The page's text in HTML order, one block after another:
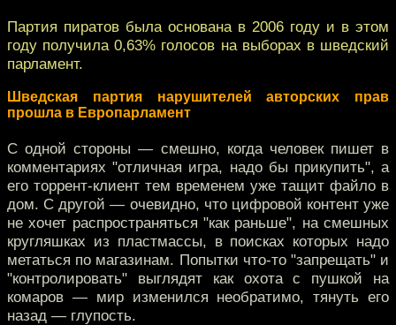
Партия пиратов была основана в 2006 году и в этом
году получила 0,63% голосов на выборах в шведский
парламент.
Шведская партия нарушителей авторских прав
прошла в Европарламент
С одной стороны — смешно, когда человек пишет в
комментариях "отличная игра, надо бы прикупить", а
его торрент-клиент тем временем уже тащит файло в
дом. С другой — очевидно, что цифровой контент уже
не хочет распространяться "как раньше", на смешных
кругляшках из пластмассы, в поисках которых надо
метаться по магазинам. Попытки что-то "запрещать" и
"контролировать" выглядят как охота с пушкой на
комаров — мир изменился необратимо, тянуть его
назад — глупость.